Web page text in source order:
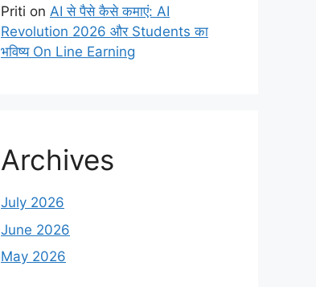
Priti on AI से पैसे कैसे कमाएं: AI
Revolution 2026 और Students का
भविष्य On Line Earning
Archives
July 2026
June 2026
May 2026